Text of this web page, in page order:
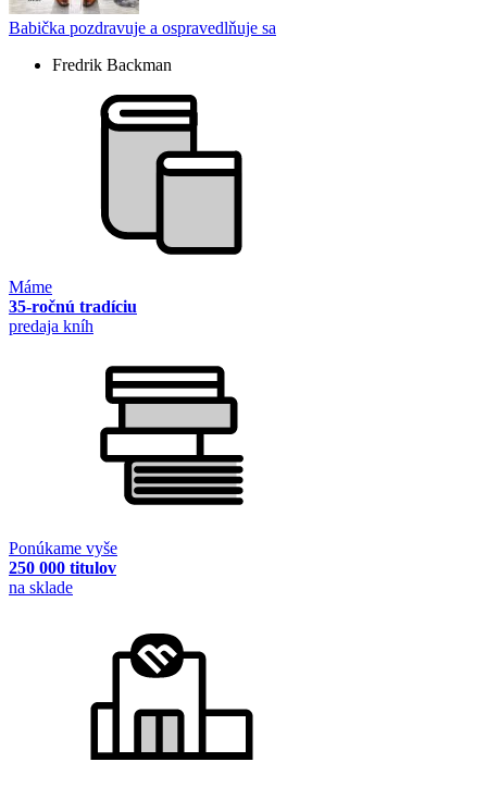
Babička pozdravuje a ospravedlňuje sa
Fredrik Backman
Máme
35-ročnú tradíciu
predaja kníh
Ponúkame vyše
250 000 titulov
na sklade